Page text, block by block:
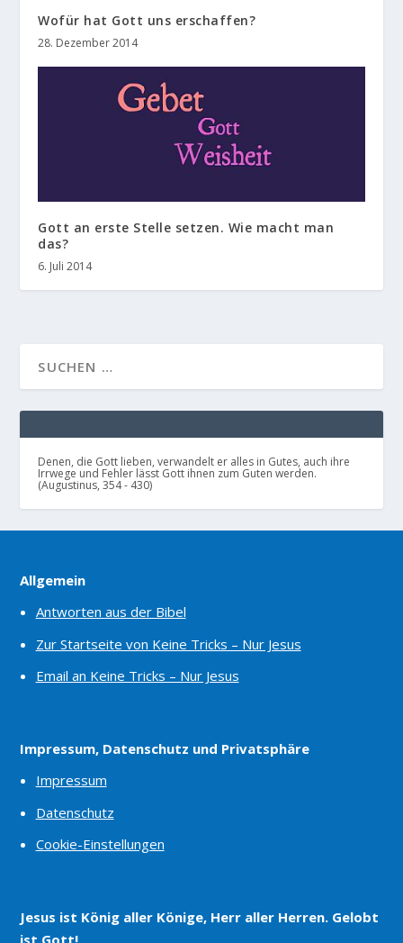
Wofür hat Gott uns erschaffen?
28. Dezember 2014
Gott an erste Stelle setzen. Wie macht man
das?
6. Juli 2014
Denen, die Gott lieben, verwandelt er alles in Gutes, auch ihre
Irrwege und Fehler lässt Gott ihnen zum Guten werden.
(Augustinus, 354 - 430)
Allgemein
Antworten aus der Bibel
Zur Startseite von Keine Tricks – Nur Jesus
Email an Keine Tricks – Nur Jesus
Impressum, Datenschutz und Privatsphäre
Impressum
Datenschutz
Cookie-Einstellungen
Jesus ist König aller Könige, Herr aller Herren. Gelobt
ist Gott!